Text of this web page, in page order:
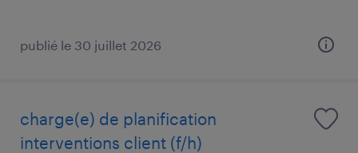
publié le 30 juillet 2026
charge(e) de planification
interventions client (f/h)